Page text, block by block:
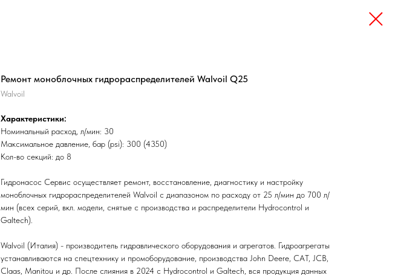
Ремонт моноблочных гидрораспределителей Walvoil Q25
Walvoil
Характеристики:
Номинальный расход, л/мин: 30
Максимальное давление, бар (psi): 300 (4350)
Кол-во секций: до 8
Гидронасос Сервис осуществляет ремонт, восстановление, диагностику и настройку
моноблочных гидрораспределителей Walvoil с диапазоном по расходу от 25 л/мин до 700 л/
мин (всех серий, вкл. модели, снятые с производства и распределители Hydrocontrol и
Galtech).
Walvoil (Италия) - производитель гидравлического оборудования и агрегатов. Гидроагрегаты
устанавливаются на спецтехнику и промоборудование, производства John Deere, CAT, JCB,
Claas, Manitou и др. После слияния в 2024 с Hydrocontrol и Galtech, вся продукция данных